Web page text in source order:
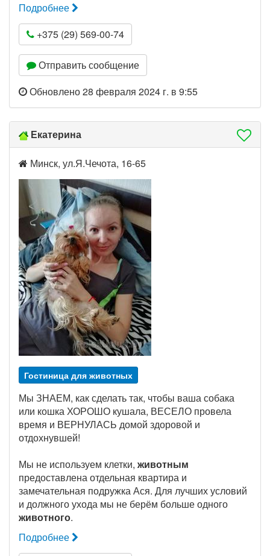
Подробнее
+375 (29) 569-00-74
Отправить сообщение
Обновлено 28 февраля 2024 г. в 9:55
Екатерина
Минск, ул.Я.Чечота, 16-65
Гостиница для животных
Мы ЗНАЕМ, как сделать так, чтобы ваша собака
или кошка ХОРОШО кушала, ВЕСЕЛО провела
время и ВЕРНУЛАСЬ домой здоровой и
отдохнувшей!
Мы не используем клетки, животным
предоставлена отдельная квартира и
замечательная подружка Ася. Для лучших условий
и должного ухода мы не берём больше одного
животного.
Подробнее